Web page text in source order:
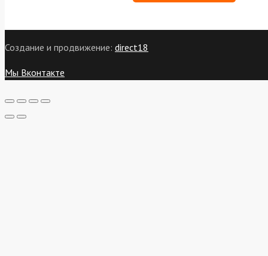
Создание и продвижение: direct18
Мы Вконтакте